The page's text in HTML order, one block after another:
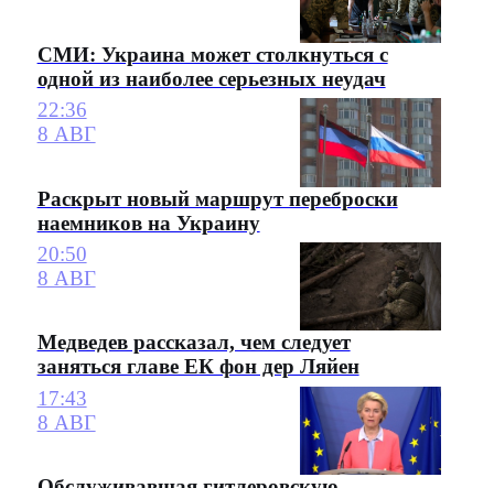
СМИ: Украина может столкнуться с
одной из наиболее серьезных неудач
22:36
8 АВГ
Раскрыт новый маршрут переброски
наемников на Украину
20:50
8 АВГ
Медведев рассказал, чем следует
заняться главе ЕК фон дер Ляйен
17:43
8 АВГ